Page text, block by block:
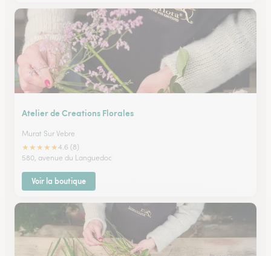
Atelier de Creations Florales
Murat Sur Vebre
★★★★★4.6 (8)
580, avenue du Languedoc
Voir la boutique